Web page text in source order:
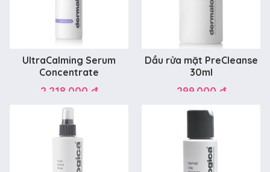
UltraCalming Serum
Concentrate
2.218.000 đ
Dầu rửa mặt PreCleanse
30ml
299.000 đ